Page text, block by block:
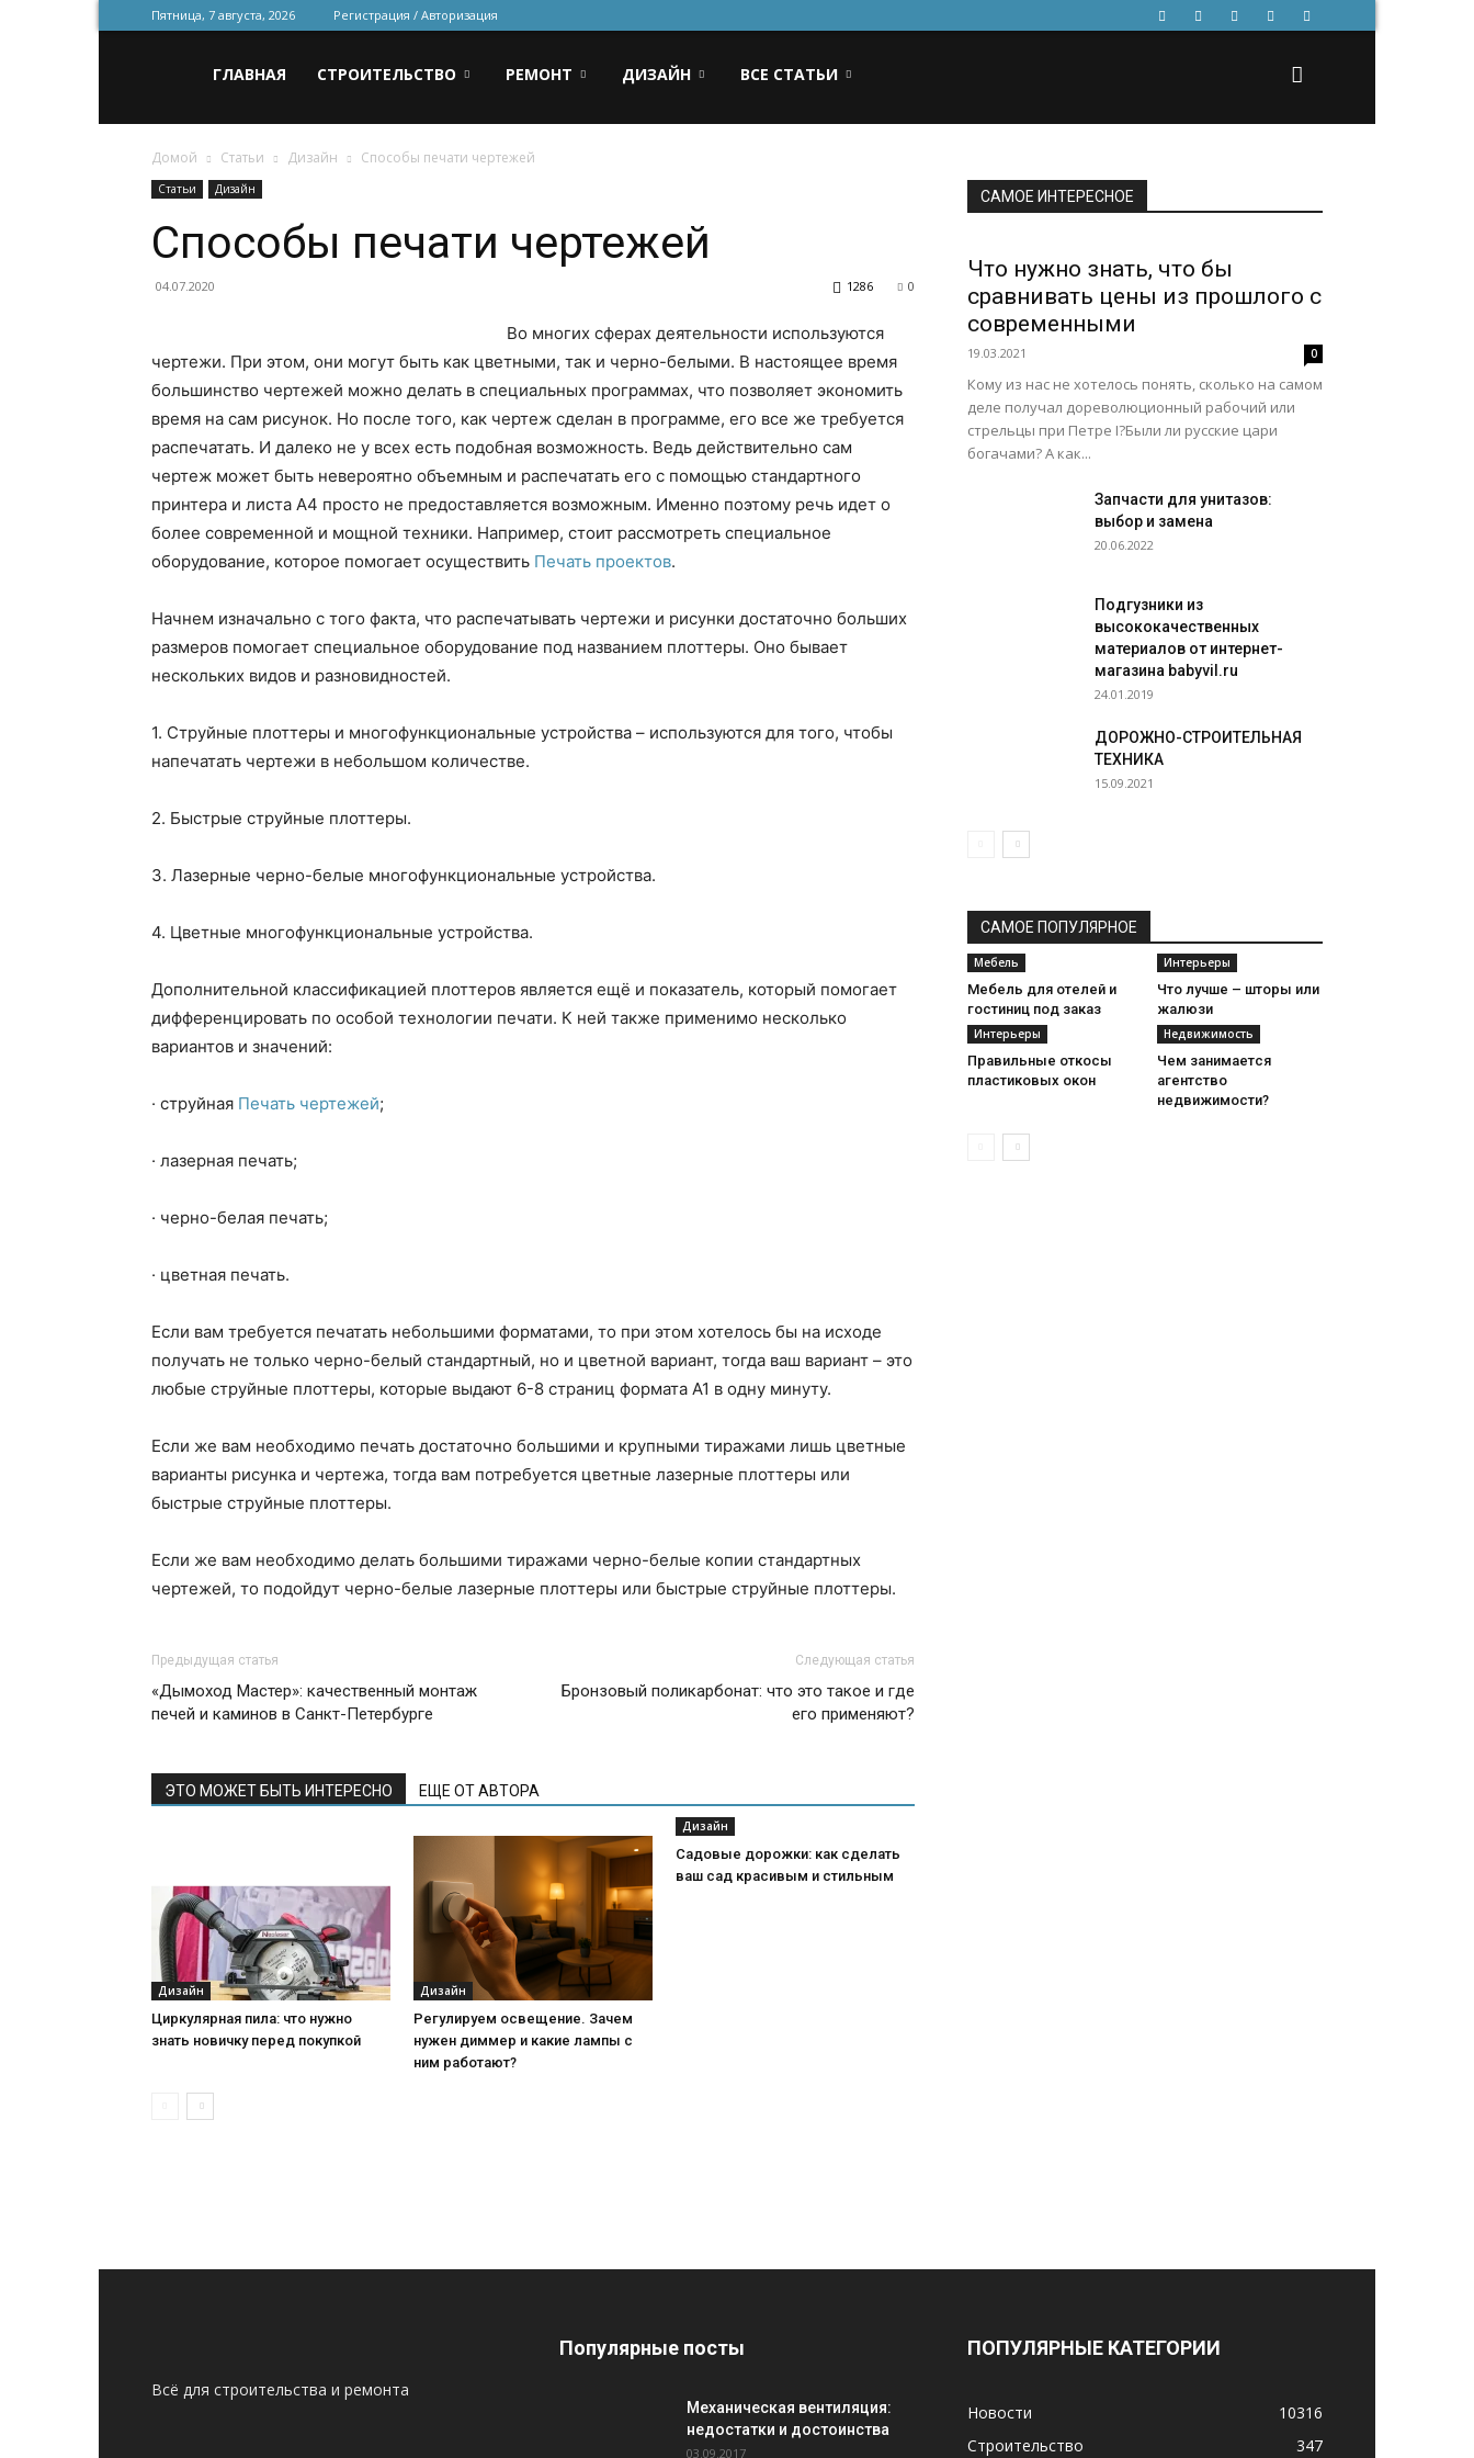
Пятница, 7 августа, 2026 Регистрация / Авторизация
для
строительства
ремонта
ГЛАВНАЯ СТРОИТЕЛЬСТВО РЕМОНТ ДИЗАЙН ВСЕ СТАТЬИ
Домой Статьи Дизайн Способы печати чертежей
Статьи Дизайн
Способы печати чертежей
04.07.2020 0
1286
Во многих сферах деятельности используются
чертежи. При этом, они могут быть как цветными, так и черно-белыми. В настоящее время
большинство чертежей можно делать в специальных программах, что позволяет экономить
время на сам рисунок. Но после того, как чертеж сделан в программе, его все же требуется
распечатать. И далеко не у всех есть подобная возможность. Ведь действительно сам
чертеж может быть невероятно объемным и распечатать его с помощью стандартного
принтера и листа А4 просто не предоставляется возможным. Именно поэтому речь идет о
более современной и мощной техники. Например, стоит рассмотреть специальное
оборудование, которое помогает осуществить Печать проектов.
Начнем изначально с того факта, что распечатывать чертежи и рисунки достаточно больших
размеров помогает специальное оборудование под названием плоттеры. Оно бывает
нескольких видов и разновидностей.
1. Струйные плоттеры и многофункциональные устройства – используются для того, чтобы
напечатать чертежи в небольшом количестве.
2. Быстрые струйные плоттеры.
3. Лазерные черно-белые многофункциональные устройства.
4. Цветные многофункциональные устройства.
Дополнительной классификацией плоттеров является ещё и показатель, который помогает
дифференцировать по особой технологии печати. К ней также применимо несколько
вариантов и значений:
· струйная Печать чертежей;
· лазерная печать;
· черно-белая печать;
· цветная печать.
Если вам требуется печатать небольшими форматами, то при этом хотелось бы на исходе
получать не только черно-белый стандартный, но и цветной вариант, тогда ваш вариант – это
любые струйные плоттеры, которые выдают 6-8 страниц формата А1 в одну минуту.
Если же вам необходимо печать достаточно большими и крупными тиражами лишь цветные
варианты рисунка и чертежа, тогда вам потребуется цветные лазерные плоттеры или
быстрые струйные плоттеры.
Если же вам необходимо делать большими тиражами черно-белые копии стандартных
чертежей, то подойдут черно-белые лазерные плоттеры или быстрые струйные плоттеры.
Предыдущая статья
«Дымоход Мастер»: качественный монтаж
печей и каминов в Санкт-Петербурге
Следующая статья
Бронзовый поликарбонат: что это такое и где
его применяют?
ЭТО МОЖЕТ БЫТЬ ИНТЕРЕСНО ЕЩЕ ОТ АВТОРА
Дизайн
Циркулярная пила: что нужно
знать новичку перед покупкой
Дизайн
Регулируем освещение. Зачем
нужен диммер и какие лампы с
ним работают?
Дизайн
Садовые дорожки: как сделать
ваш сад красивым и стильным
САМОЕ ИНТЕРЕСНОЕ
Что нужно знать, что бы
сравнивать цены из прошлого с
современными
19.03.2021 0
Кому из нас не хотелось понять, сколько на самом
деле получал дореволюционный рабочий или
стрельцы при Петре I?Были ли русские цари
богачами? А как...
Запчасти для унитазов:
выбор и замена
20.06.2022
Подгузники из
высококачественных
материалов от интернет-
магазина babyvil.ru
24.01.2019
ДОРОЖНО-СТРОИТЕЛЬНАЯ
ТЕХНИКА
15.09.2021
САМОЕ ПОПУЛЯРНОЕ
Мебель
Мебель для отелей и
гостиниц под заказ
Интерьеры
Что лучше – шторы или
жалюзи
Интерьеры
Правильные откосы
пластиковых окон
Недвижимость
Чем занимается
агентство
недвижимости?
Всё для строительства и ремонта
Популярные посты
Механическая вентиляция:
недостатки и достоинства
03.09.2017
ПОПУЛЯРНЫЕ КАТЕГОРИИ
Новости
10316
Строительство
347